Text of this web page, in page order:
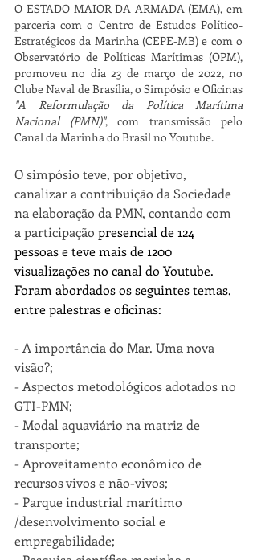
O ESTADO-MAIOR DA ARMADA (EMA), em
parceria com o Centro de Estudos Político-
Estratégicos da Marinha (CEPE-MB) e com o
Observatório de Políticas Marítimas (OPM),
promoveu no dia 23 de março de 2022, no
"A Reformulação da Política Marítima
Nacional (PMN)", com transmissão pelo
Canal da Marinha do Brasil no Youtube.
O simpósio teve, por objetivo,
canalizar a contribuição da Sociedade
na elaboração da PMN, contando com
a participação presencial de 124
pessoas e teve mais de 1200
visualizações no canal do Youtube.
Foram abordados os seguintes temas,
entre palestras e oficinas:
- A importância do Mar. Uma nova
visão?;
- Aspectos metodológicos adotados no
GTI-PMN;
- Modal aquaviário na matriz de
transporte;
- Aproveitamento econômico de
recursos vivos e não-vivos;
- Parque industrial marítimo
/desenvolvimento social e
empregabilidade;